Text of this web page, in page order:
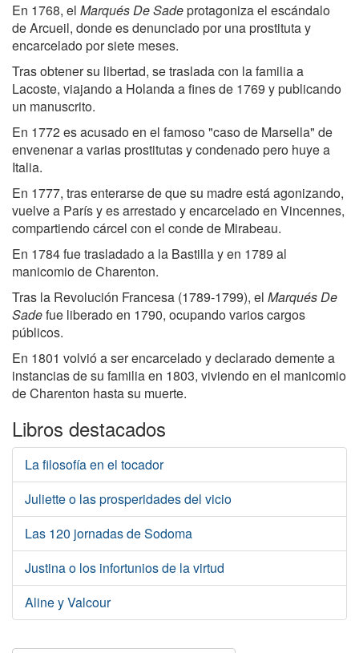
En 1768, el Marqués De Sadeprotagoniza el escándalo
de Arcueil, donde es denunciado por una prostituta y
encarcelado por siete meses.
Tras obtener su libertad, se traslada con la familia a
Lacoste, viajando a Holanda a fines de 1769 y publicando
un manuscrito.
En 1772 es acusado en el famoso "caso de Marsella" de
envenenar a varias prostitutas y condenado pero huye a
Italia.
En 1777, tras enterarse de que su madre está agonizando,
vuelve a París y es arrestado y encarcelado en Vincennes,
compartiendo cárcel con el conde de Mirabeau.
En 1784 fue trasladado a la Bastilla y en 1789 al
manicomio de Charenton.
Tras la Revolución Francesa (1789-1799), el Marqués De
Sadefue liberado en 1790, ocupando varios cargos
públicos.
En 1801 volvió a ser encarcelado y declarado demente a
instancias de su familia en 1803, viviendo en el manicomio
de Charenton hasta su muerte.
Libros destacados
La filosofía en el tocador
Juliette o las prosperidades del vicio
Las 120 jornadas de Sodoma
Justina o los infortunios de la virtud
Aline y Valcour